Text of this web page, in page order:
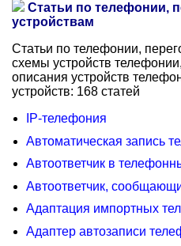
Статьи по телефонии,
устройствам
Статьи по телефонии,
схемы устройств
описания устройств
устройств: 168 статей
IP-телефония
Автоматическая запись
Автоответчик в
Автоответчик,
Адаптация импортных
Адаптер автозаписи